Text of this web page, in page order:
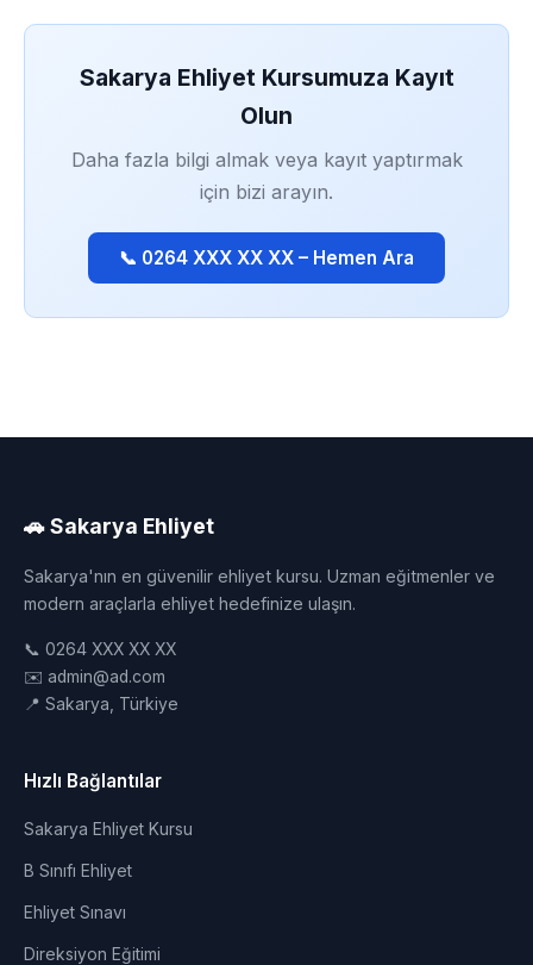
Sakarya Ehliyet Kursumuza Kayıt
Olun
Daha fazla bilgi almak veya kayıt yaptırmak
için bizi arayın.
📞 0264 XXX XX XX – Hemen Ara
🚗 Sakarya Ehliyet
Sakarya'nın en güvenilir ehliyet kursu. Uzman eğitmenler ve
modern araçlarla ehliyet hedefinize ulaşın.
📞 0264 XXX XX XX
✉️ admin@ad.com
📍 Sakarya, Türkiye
Hızlı Bağlantılar
Sakarya Ehliyet Kursu
B Sınıfı Ehliyet
Ehliyet Sınavı
Direksiyon Eğitimi